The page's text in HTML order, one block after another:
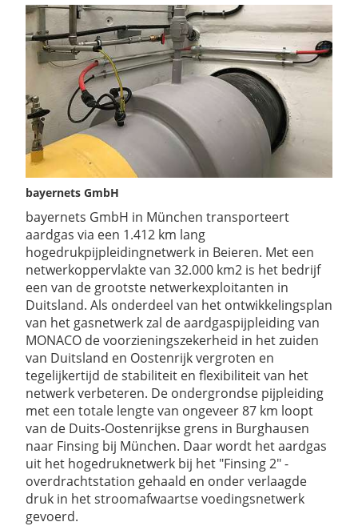
bayernets GmbH
bayernets GmbH in München transporteert
aardgas via een 1.412 km lang
hogedrukpijpleidingnetwerk in Beieren. Met een
netwerkoppervlakte van 32.000 km2 is het bedrijf
een van de grootste netwerkexploitanten in
Duitsland. Als onderdeel van het ontwikkelingsplan
van het gasnetwerk zal de aardgaspijpleiding van
MONACO de voorzieningszekerheid in het zuiden
van Duitsland en Oostenrijk vergroten en
tegelijkertijd de stabiliteit en flexibiliteit van het
netwerk verbeteren. De ondergrondse pijpleiding
met een totale lengte van ongeveer 87 km loopt
van de Duits-Oostenrijkse grens in Burghausen
naar Finsing bij München. Daar wordt het aardgas
uit het hogedruknetwerk bij het "Finsing 2" -
overdrachtstation gehaald en onder verlaagde
druk in het stroomafwaartse voedingsnetwerk
gevoerd.